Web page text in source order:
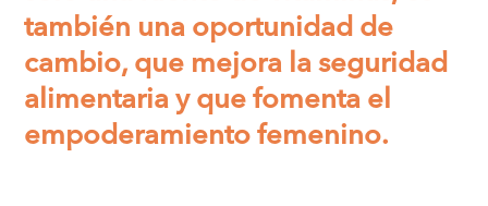
también una oportunidad de
cambio, que mejora la seguridad
alimentaria y que fomenta el
empoderamiento femenino.